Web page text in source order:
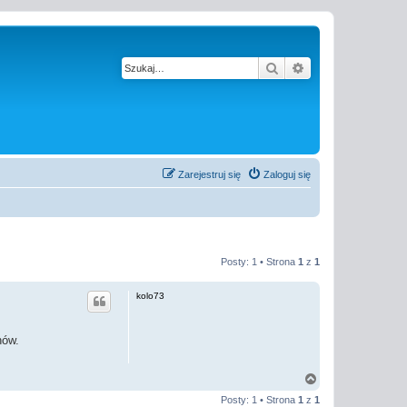
Szukaj
Zaloguj się
Zarejestruj się
Posty: 1 • Strona 1 z 1
kolo73
g
Posty: 1 • Strona 1 z 1